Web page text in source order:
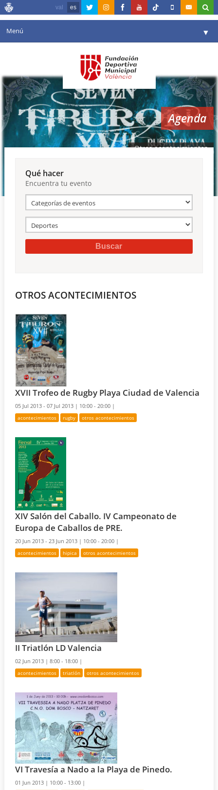
val es
Menú ▼
Agenda
Instalaciones ▼
Comunicación ▼
Valencia en deporte ▼
Reservas
Agenda
Otros acontecimientos
Qué hacer
Encuentra tu evento
OTROS ACONTECIMIENTOS
XVII Trofeo de Rugby Playa Ciudad de Valencia
05 Jul 2013 - 07 Jul 2013 | 10:00 - 20:00 |
acontecimientos rugby otros acontecimientos
XIV Salón del Caballo. IV Campeonato de
Europa de Caballos de PRE.
20 Jun 2013 - 23 Jun 2013 | 10:00 - 20:00 |
acontecimientos hipica otros acontecimientos
II Triatlón LD Valencia
02 Jun 2013 |8:00 - 18:00 |
acontecimientos triatlón otros acontecimientos
VI Travesía a Nado a la Playa de Pinedo.
01 Jun 2013 | 10:00 - 13:00 |